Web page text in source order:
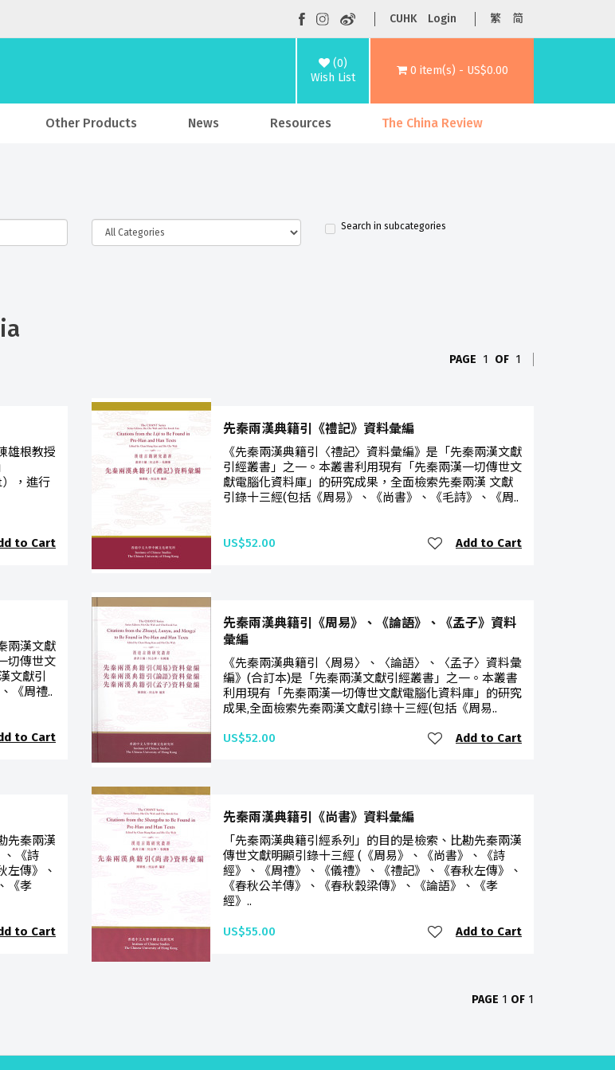
CUHK Login 繁 简
(0)
Wish List
0 item(s) - US$0.00
Other Products News Resources The China Review
Search in subcategories
PAGE 1 OF 1
雄根教授
，進行
to Cart
先秦兩漢典籍引《禮記》資料彙編
《先秦兩漢典籍引〈禮記〉資料彙編》是「先秦兩漢文獻
引經叢書」之一。本叢書利用現有「先秦兩漢一切傳世文
獻電腦化資料庫」的研究成果，全面檢索先秦兩漢 文獻
引錄十三經(包括《周易》、《尚書》、《毛詩》、《周..
US$52.00 Add to Cart
兩漢文獻
切傳世文
文獻引
《周禮..
to Cart
先秦兩漢典籍引《周易》、《論語》、《孟子》資料
彙編
《先秦兩漢典籍引〈周易〉、〈論語〉、〈孟子〉資料彙
編》(合訂本)是「先秦兩漢文獻引經叢書」之一。本叢書
利用現有「先秦兩漢一切傳世文獻電腦化資料庫」的研究
成果,全面檢索先秦兩漢文獻引錄十三經(包括《周易..
US$52.00 Add to Cart
先秦兩漢
、《詩
左傳》、
《孝
to Cart
先秦兩漢典籍引《尚書》資料彙編
「先秦兩漢典籍引經系列」的目的是檢索、比勘先秦兩漢
傳世文獻明顯引錄十三經 (《周易》、《尚書》、《詩
經》、《周禮》、《儀禮》、《禮記》、《春秋左傳》、
《春秋公羊傳》、《春秋穀梁傳》、《論語》、《孝
經》..
US$55.00 Add to Cart
PAGE 1 OF 1